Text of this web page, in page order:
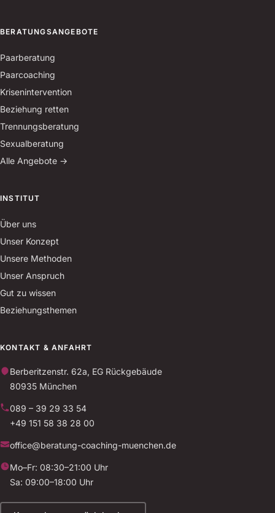
BERATUNGSANGEBOTE
Paarberatung
Paarcoaching
Krisenintervention
Beziehung retten
Trennungsberatung
Sexualberatung
Alle Angebote →
INSTITUT
Über uns
Unser Konzept
Unsere Methoden
Unser Anspruch
Gut zu wissen
Beziehungsthemen
KONTAKT & ANFAHRT
Berberitzenstr. 62a, EG Rückgebäude
80935 München
089 – 39 29 33 54
+49 151 58 38 28 00
office@beratung-coaching-muenchen.de
Mo–Fr: 08:30–21:00 Uhr
Sa: 09:00–18:00 Uhr